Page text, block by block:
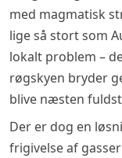
med magmatisk
lige så stort som
lokalt problem –
røgskyen bryder
blive næsten
Der er dog en
frigivelse af